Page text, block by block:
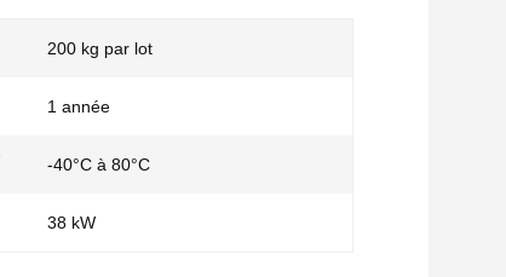
200 kg par lot
1 année
-40°C à 80°C
38 kW